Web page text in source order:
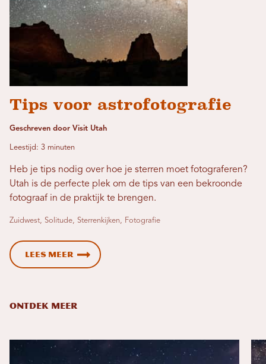
Tips voor astrofotografie
Geschreven door Visit Utah
Leestijd: 3 minuten
Heb je tips nodig over hoe je sterren moet fotograferen?
Utah is de perfecte plek om de tips van een bekroonde
fotograaf in de praktijk te brengen.
Zuidwest, Solitude, Sterrenkijken, Fotografie
Lees meer
ONTDEK MEER